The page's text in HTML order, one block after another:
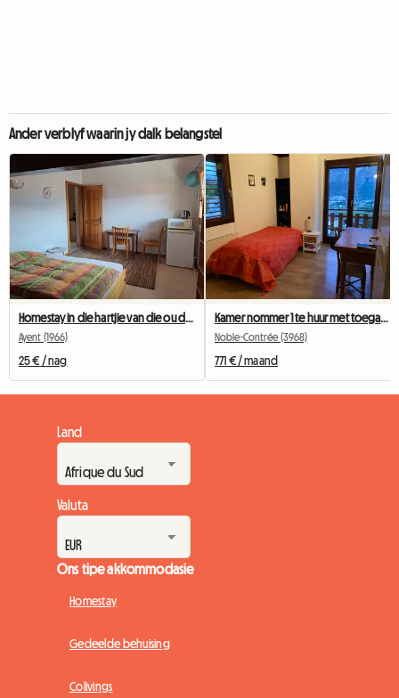
Ander verblyf waarin jy dalk belangstel
Homestay in die hartjie van die ou dorpie
Ayent (1966)
25 € / nag
Kamer nommer 1 te huur met toegang tot 'n balkon
Noble-Contrée (3968)
771 € / maand
Land
Valuta
Ons tipe akkommodasie
Homestay
Gedeelde behuising
Colivings